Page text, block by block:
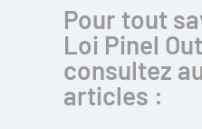
Pour tout
Loi Pinel
consultez
articles :